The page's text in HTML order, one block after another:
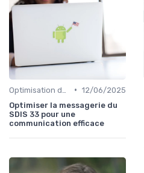
• 12/06/2025
Optimiser la messagerie du
SDIS 33 pour une
communication efficace